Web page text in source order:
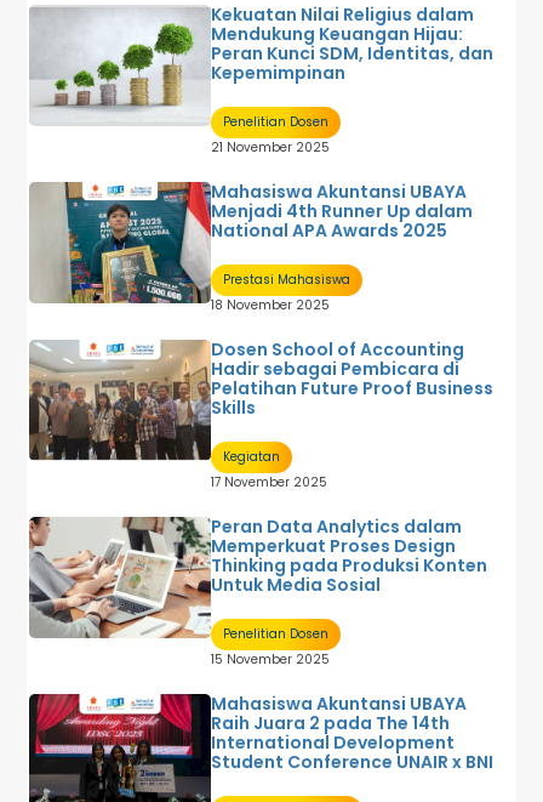
Kekuatan Nilai Religius dalam
Mendukung Keuangan Hijau:
Peran Kunci SDM, Identitas, dan
Kepemimpinan
Penelitian Dosen
21 November 2025
Mahasiswa Akuntansi UBAYA
Menjadi 4th Runner Up dalam
National APA Awards 2025
Prestasi Mahasiswa
18 November 2025
Dosen School of Accounting
Hadir sebagai Pembicara di
Pelatihan Future Proof Business
Skills
Kegiatan
17 November 2025
Peran Data Analytics dalam
Memperkuat Proses Design
Thinking pada Produksi Konten
Untuk Media Sosial
Penelitian Dosen
15 November 2025
Mahasiswa Akuntansi UBAYA
Raih Juara 2 pada The 14th
International Development
Student Conference UNAIR x BNI